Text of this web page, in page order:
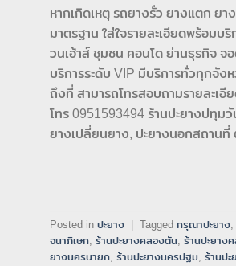
หากเกิดเหตุ รถยางรั่ว ยางแตก ยา
มาตรฐาน ใส่ใจรายละเอียดพร้อมบ
วนเฮ้าส์ ชุมชน คอนโด ย่านธุรกิจ จ
บริการระดับ VIP มีบริการทั่วทุกจัง
ถึงที่ สามารถโทรสอบถามรายละเ
โทร 0951593494 ร้านปะยางปทุม
ยางเปลี่ยนยาง, ปะยางนอกสถาน
Posted in ปะยาง Tagged กรุณาปะยาง,
จนาภิเษก, ร้านปะยางคลองตัน, ร้านปะยาง
ยางนครนายก, ร้านปะยางนครปฐม, ร้านป